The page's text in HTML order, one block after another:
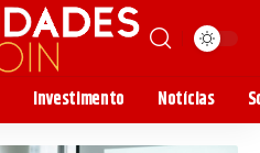
Investimento Notícias